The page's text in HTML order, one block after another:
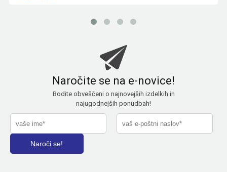
Naročite se na e-novice!
Bodite obveščeni o najnovejših izdelkih in
najugodnejših ponudbah!